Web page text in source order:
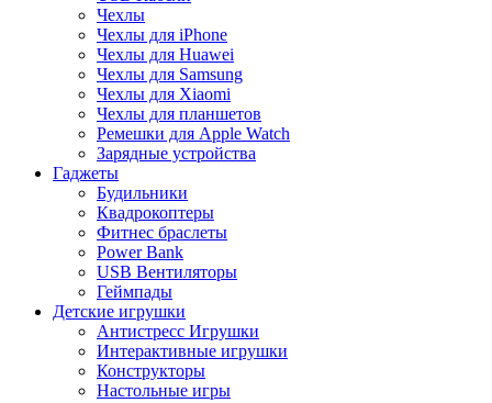
Чехлы
Чехлы для iPhone
Чехлы для Huawei
Чехлы для Samsung
Чехлы для Xiaomi
Чехлы для планшетов
Ремешки для Apple Watch
Зарядные устройства
Гаджеты
Будильники
Квадрокоптеры
Фитнес браслеты
Power Bank
USB Вентиляторы
Геймпады
Детские игрушки
Антистресс Игрушки
Интерактивные игрушки
Конструкторы
Настольные игры